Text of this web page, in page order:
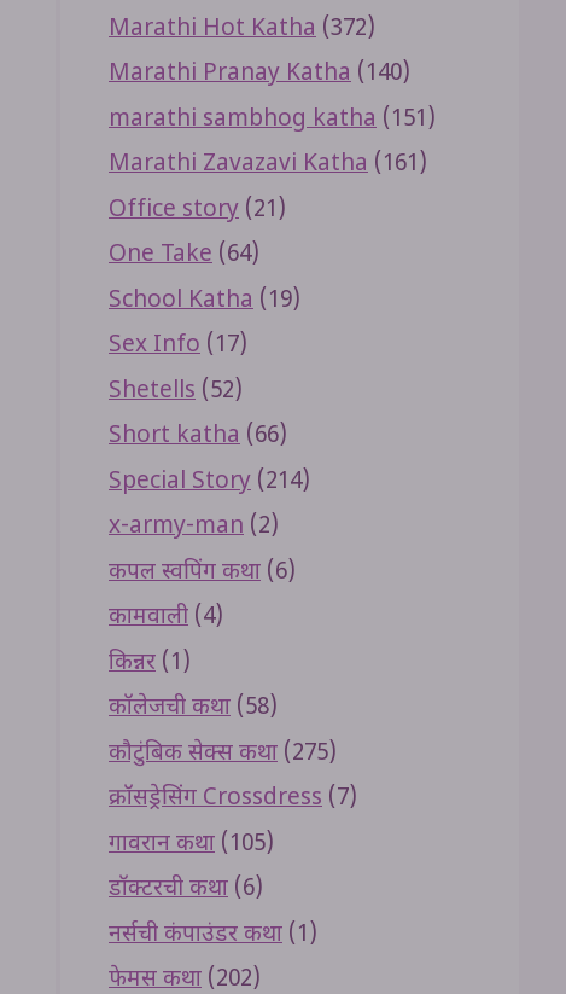
Marathi Hot Katha (372)
Marathi Pranay Katha (140)
marathi sambhog katha (151)
Marathi Zavazavi Katha (161)
Office story (21)
One Take (64)
School Katha (19)
Sex Info (17)
Shetells (52)
Short katha (66)
Special Story (214)
x-army-man (2)
कपल स्वपिंग कथा (6)
कामवाली (4)
किन्नर (1)
कॉलेजची कथा (58)
कौटुंबिक सेक्स कथा (275)
क्रॉसड्रेसिंग Crossdress (7)
गावरान कथा (105)
डॉक्टरची कथा (6)
नर्सची कंपाउंडर कथा (1)
फेमस कथा (202)